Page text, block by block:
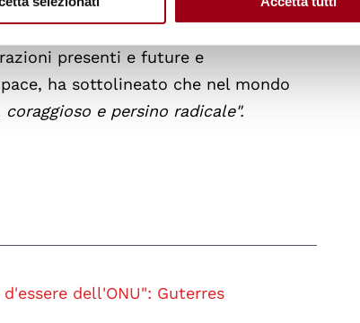
umana più fondamentale
presenti e future e
ha sottolineato che nel mondo
e persino radicale".
dell'ONU": Guterres